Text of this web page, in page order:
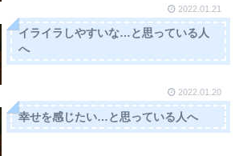
2022.01.21
イライラしやすいな…と思っている人
へ
2022.01.20
幸せを感じたい…と思っている人へ